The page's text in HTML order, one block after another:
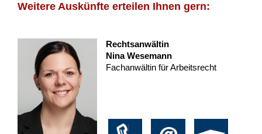
Weitere Auskünfte erteilen Ihnen gern:
Rechtsanwältin
Nina Wesemann
Fachanwältin für Arbeitsrecht